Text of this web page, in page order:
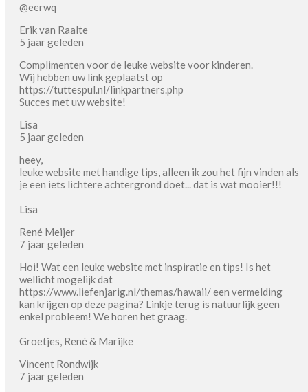
@eerwq
Erik van Raalte
5 jaar geleden
Complimenten voor de leuke website voor kinderen.
Wij hebben uw link geplaatst op
https://tuttespul.nl/linkpartners.php
Succes met uw website!
Lisa
5 jaar geleden
heey,
leuke website met handige tips, alleen ik zou het fijn vinden als
je een iets lichtere achtergrond doet... dat is wat mooier!!!
Lisa
René Meijer
7 jaar geleden
Hoi! Wat een leuke website met inspiratie en tips! Is het
wellicht mogelijk dat
https://www.liefenjarig.nl/themas/hawaii/ een vermelding
kan krijgen op deze pagina? Linkje terug is natuurlijk geen
enkel probleem! We horen het graag.
Groetjes, René & Marijke
Vincent Rondwijk
7 jaar geleden